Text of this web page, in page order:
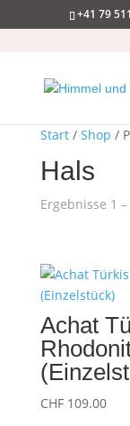
+41 79
Start/ Shop /
Hals
Ergebnisse 1
Achat
CHF109.00